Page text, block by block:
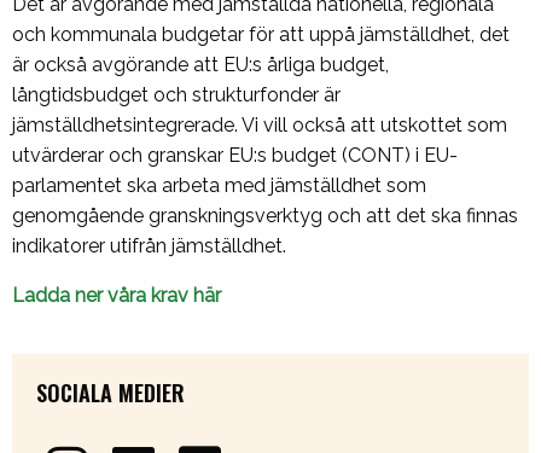
och kommunala budgetar för att uppå jämställdhet, det
är också avgörande att EU:s årliga budget,
långtidsbudget och strukturfonder är
jämställdhetsintegrerade. Vi vill också att utskottet som
utvärderar och granskar EU:s budget (CONT) i EU-
parlamentet ska arbeta med jämställdhet som
genomgående granskningsverktyg och att det ska finnas
indikatorer utifrån jämställdhet.
Ladda ner våra krav här
SOCIALA MEDIER